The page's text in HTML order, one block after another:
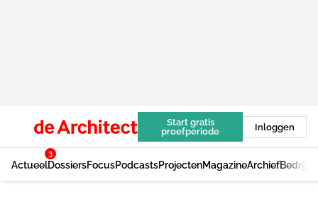
Start gratis
proefperiode
Inloggen
Actueel
3
DossiersFocusPodcastsProjectenMagazineArchief